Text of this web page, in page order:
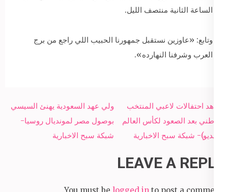
الساعة الثانية منتصف الليل.
وتابع: «عاوزين نستقبل جمهورنا الحبيب اللي راجع من برج
العرب وشرفنا النهارده».
Post
navigation
ولي عهد السعودية يهنئ السيسي
بوصول مصر لمونديال روسيا-
شبكة سبح الاخبارية
شاهد احتفالات لاعبي المنتخب
الوطني بعد الصعود لكأس العالم
(فيديو)- شبكة سبح الاخبارية
LEAVE A REPLY
You must be logged in to post a comment.